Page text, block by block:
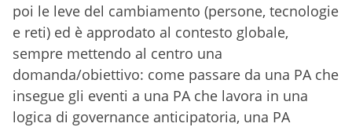
poi le leve del cambiamento (persone, tecnologie
e reti) ed è approdato al contesto globale,
sempre mettendo al centro una
domanda/obiettivo: come passare da una PA che
insegue gli eventi a una PA che lavora in una
logica di governance anticipatoria, una PA